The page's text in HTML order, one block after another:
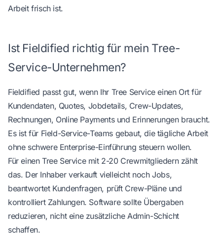
Arbeit frisch ist.
Ist Fieldified richtig für mein Tree-
Service-Unternehmen?
Fieldified passt gut, wenn Ihr Tree Service einen Ort für
Kundendaten, Quotes, Jobdetails, Crew-Updates,
Rechnungen, Online Payments und Erinnerungen braucht.
Es ist für Field-Service-Teams gebaut, die tägliche Arbeit
ohne schwere Enterprise-Einführung steuern wollen.
Für einen Tree Service mit 2-20 Crewmitgliedern zählt
das. Der Inhaber verkauft vielleicht noch Jobs,
beantwortet Kundenfragen, prüft Crew-Pläne und
kontrolliert Zahlungen. Software sollte Übergaben
reduzieren, nicht eine zusätzliche Admin-Schicht
schaffen.